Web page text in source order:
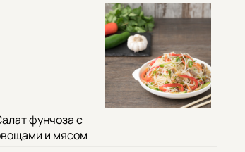
фунчоза с
и мясом